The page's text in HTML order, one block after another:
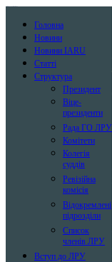
Головна
Новини
Новини IARU
Статті
Структура
Президент
Віце-
президенти
Рада ГО ЛРУ
Комітети
Колегія
суддів
Ревізійна
комісія
Відокремлені
підрозділи
Список
членів ЛРУ
Вступ до ЛРУ